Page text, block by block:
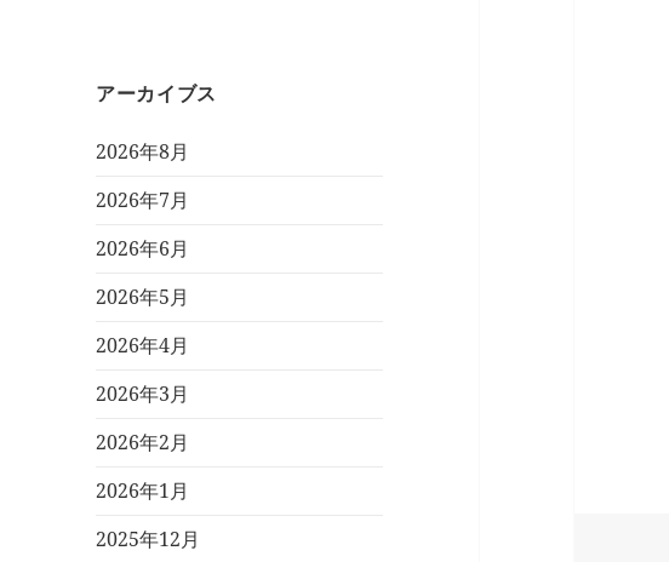
アーカイブス
2026年8月
2026年7月
2026年6月
2026年5月
2026年4月
2026年3月
2026年2月
2026年1月
2025年12月